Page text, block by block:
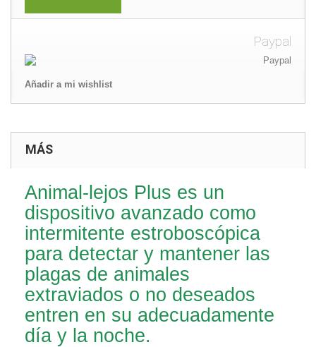
Paypal
Añadir a mi wishlist
MÁS
Animal-lejos Plus es un
dispositivo avanzado como
intermitente estroboscópica
para detectar y mantener las
plagas de animales
extraviados o no deseados
entren en su adecuadamente
día y la noche.